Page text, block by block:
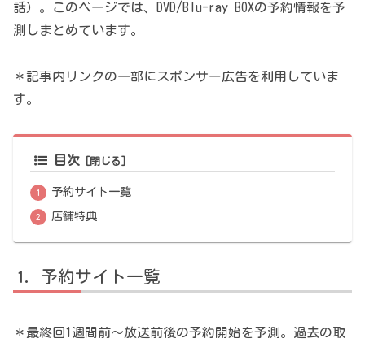
話）。このページでは、DVD/Blu-ray BOXの予約情報を予
測しまとめています。
＊記事内リンクの一部にスポンサー広告を利用していま
す。
目次
予約サイト一覧
店舗特典
予約サイト一覧
＊最終回1週間前～放送前後の予約開始を予測。過去の取